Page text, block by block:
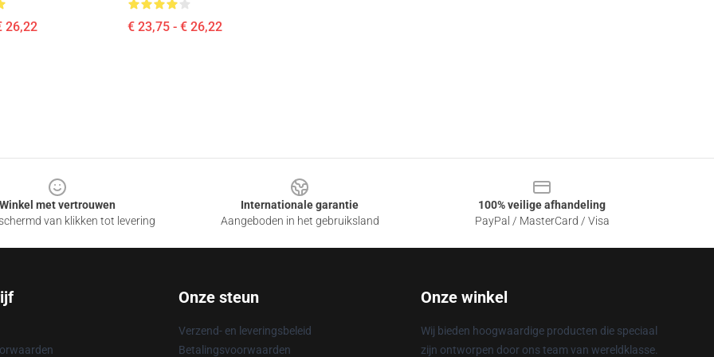
26,22 € 23,75 - € 26,22
Winkel met vertrouwen
van klikken tot levering
Internationale garantie
Aangeboden in het gebruiksland
100% veilige afhandeling
PayPal / MasterCard / Visa
Onze steun
Verzend- en leveringsbeleid
Betalingsvoorwaarden
Onze winkel
Wij bieden hoogwaardige producten die speciaal
zijn ontworpen door ons team van wereldklasse.